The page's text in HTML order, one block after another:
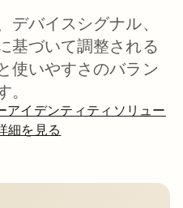
デバイスシグナル、
基づいて調整される
使いやすさのバラン
。
イデンティティソリュー
細を見る